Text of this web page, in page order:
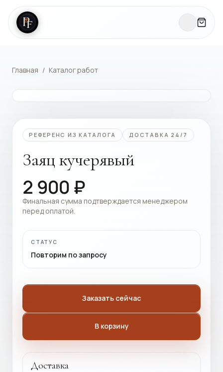
Главная / Каталог работ
РЕФЕРЕНС ИЗ КАТАЛОГА ДОСТАВКА 24/7
Заяц кучерявый
2 900 ₽
Финальная сумма подтверждается менеджером
перед оплатой.
СТАТУС
Повторим по запросу
Заказать сейчас
В корзину
Доставка